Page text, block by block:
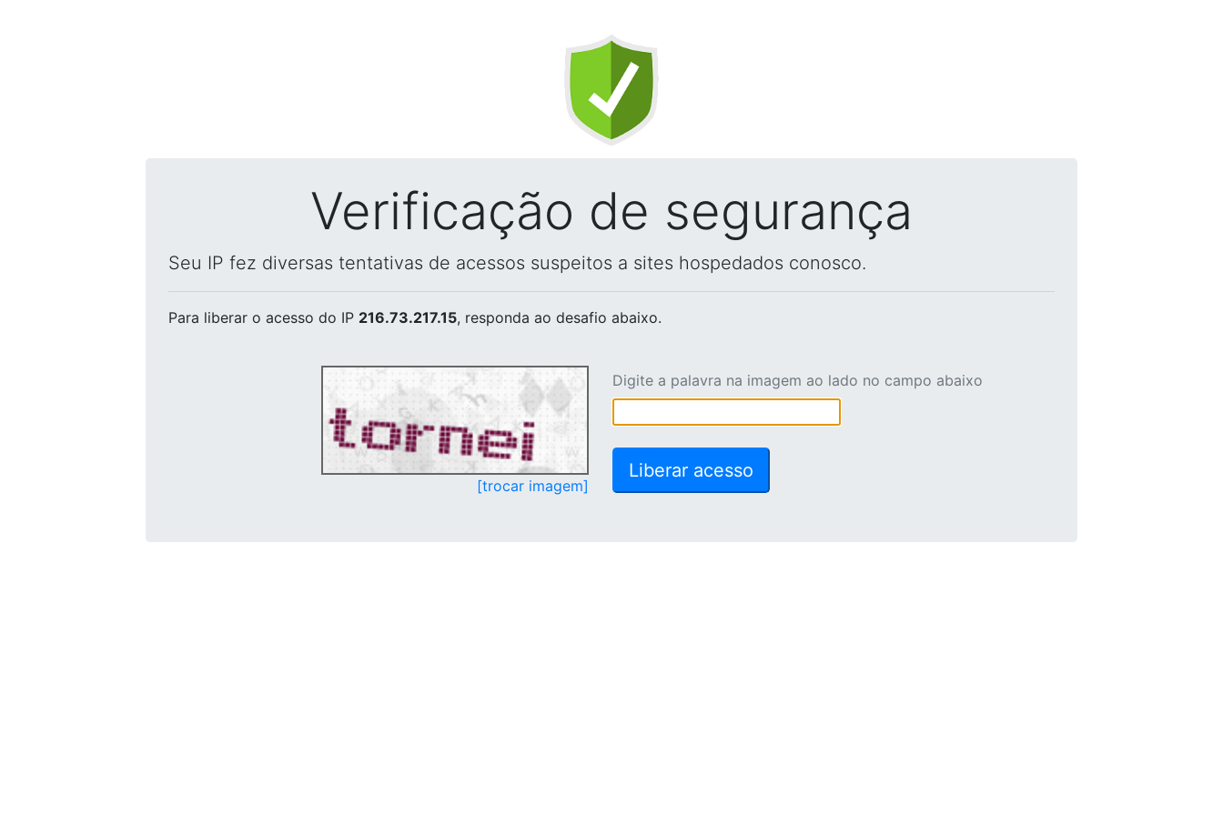
Verificação de segurança
Seu IP fez diversas tentativas de acessos suspeitos a sites hospedados conosco.
Para liberar o acesso do IP 216.73.217.15, responda ao desafio abaixo.
[trocar imagem]
Digite a palavra na imagem ao lado no campo abaixo